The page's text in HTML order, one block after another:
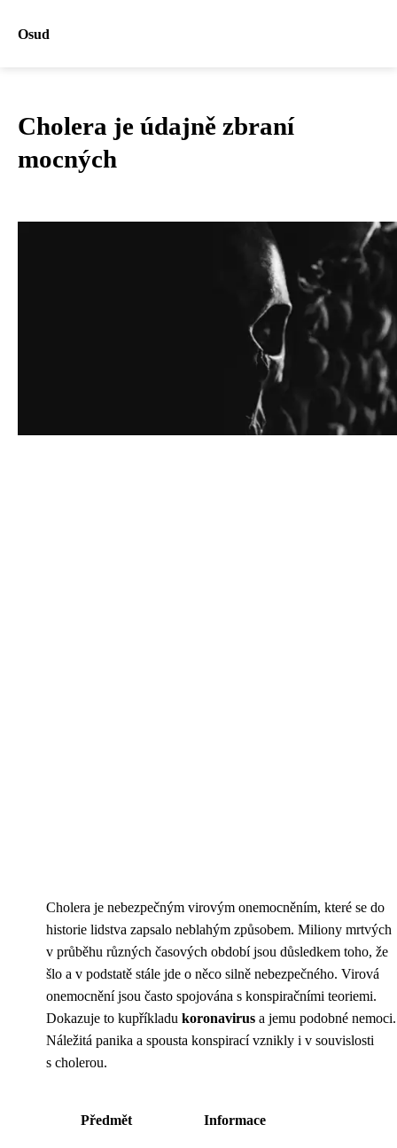
Osud
Cholera je údajně zbraní
mocných
Cholera je nebezpečným virovým onemocněním, které se do
historie lidstva zapsalo neblahým způsobem. Miliony mrtvých
v průběhu různých časových období jsou důsledkem toho, že
šlo a v podstatě stále jde o něco silně nebezpečného. Virová
onemocnění jsou často spojována s konspiračními teoriemi.
Dokazuje to kupříkladu koronavirus a jemu podobné nemoci.
Náležitá panika a spousta konspirací vznikly i v souvislosti
s cholerou.
Předmět Informace